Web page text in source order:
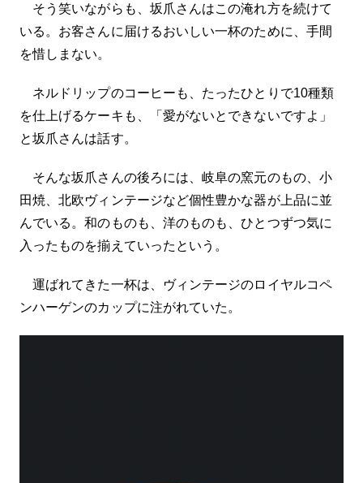
そう笑いながらも、坂爪さんはこの淹れ方を続けて
いる。お客さんに届けるおいしい一杯のために、手間
を惜しまない。
ネルドリップのコーヒーも、たったひとりで10種類
を仕上げるケーキも、「愛がないとできないですよ」
と坂爪さんは話す。
そんな坂爪さんの後ろには、岐阜の窯元のもの、小
田焼、北欧ヴィンテージなど個性豊かな器が上品に並
んでいる。和のものも、洋のものも、ひとつずつ気に
入ったものを揃えていったという。
運ばれてきた一杯は、ヴィンテージのロイヤルコペ
ンハーゲンのカップに注がれていた。